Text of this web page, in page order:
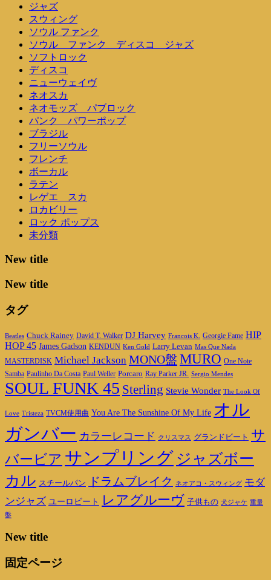
ジャズ
スウィング
ソウル ファンク
ソウル ファンク ディスコ ジャズ
ソフトロック
ディスコ
ニューウェイヴ
ネオスカ
ネオモッズ パブロック
パンク パワーポップ
ブラジル
フリーソウル
フレンチ
ボーカル
ラテン
レゲエ スカ
ロカビリー
ロック ポップス
未分類
New title
New title
タグ
Beatles Chuck Rainey David T. Walker DJ Harvey Francois K. Georgie Fame HIP
HOP 45 James Gadson KENDUN Ken Gold Larry Levan Mas Que Nada
MASTERDISK Michael Jackson MONO盤 MURO One Note
Samba Paulinho Da Costa Paul Weller Porcaro Ray Parker JR. Sergio Mendes
SOUL FUNK 45 Sterling Stevie Wonder The Look Of
Love Tristeza TVCM使用曲 You Are The Sunshine Of My Life オル
ガンバー カラーレコード クリスマス グランドビート サ
バービア サンプリング ジャズボー
カル スチールパン ドラムブレイク ネオアコ・スウィング モダ
ンジャズ ユーロビート レアグルーヴ 子供もの 犬ジャケ 重量
盤
New title
固定ページ